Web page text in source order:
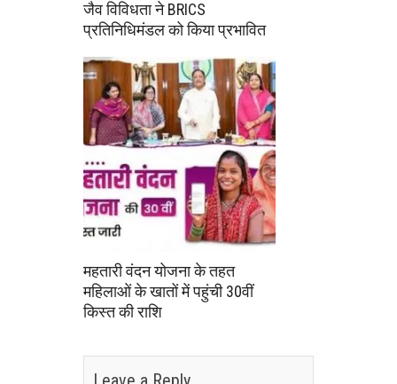
जैव विविधता ने BRICS
प्रतिनिधिमंडल को किया प्रभावित
महतारी वंदन योजना के तहत
महिलाओं के खातों में पहुंची 30वीं
किस्त की राशि